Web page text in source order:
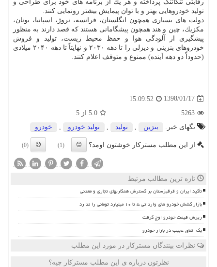
رقابتی تنگاتنگ پرداخته و هر یك از برنامه های خود برای طراحی و
تولید خودروهایی بهتر و با توان پیمایش بیشتر رونمایی كنند.
دولت های بسیاری همچون انگلستان، فرانسه، نروژ، اسپانیا، یونان،
مكزیك، چین و هند همچون پیشگامانی هستند كه قصد دارند به منظور
پیشگیری از آلودگی هوا و حفظ محیط زیست، تولید و فروش
خودروهای بنزینی و دیزلی را تا دهه ۲۰۳۰ و نهایتاً تا دهه ۲۰۴۰ میلادی
(حدوداً دو دهه آینده) ممنوع و متوقف اعلام كنند.
1398/01/17
15:09:52
5263
5.0 از 5
تگهای خبر:
بنزین , تولید , تولید خودرو , خودرو
از این مطلب مسترکار خوشتون اومد؟ (1)
(0)
تازه ترین مطالب مرتبط
تأکید ایران و قرقیزستان بر گسترش همکاریهای تجاری و معدنی
بازار کشش خودرو های وارداتی ۵ تا ۱۰ میلیارد تومانی را ندارد
ریزش قیمت خودرو اوج گرفت
بک اتفاق عجیب در بازار خودرو
نظرات بینندگان مسترکار در مورد این مطلب
نظرتون درباره ی این مطلب مسترکار چیه؟